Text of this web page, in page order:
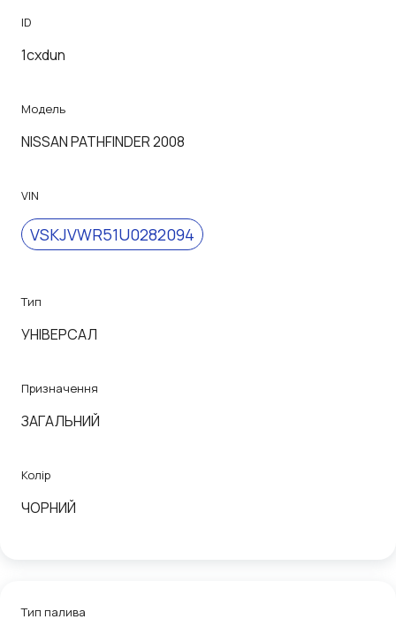
ID
1cxdun
Модель
NISSAN PATHFINDER 2008
VIN
VSKJVWR51U0282094
Тип
УНІВЕРСАЛ
Призначення
ЗАГАЛЬНИЙ
Колір
ЧОРНИЙ
Тип палива